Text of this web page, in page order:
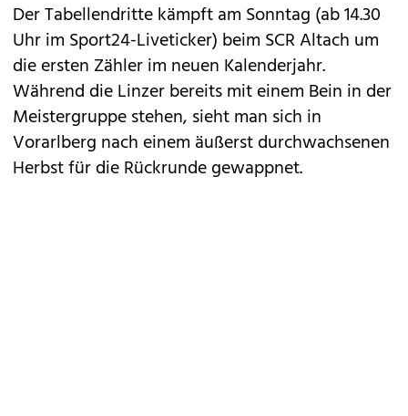
Der Tabellendritte kämpft am Sonntag (ab 14.30
Uhr im Sport24-Liveticker) beim SCR Altach um
die ersten Zähler im neuen Kalenderjahr.
Während die Linzer bereits mit einem Bein in der
Meistergruppe stehen, sieht man sich in
Vorarlberg nach einem äußerst durchwachsenen
Herbst für die Rückrunde gewappnet.